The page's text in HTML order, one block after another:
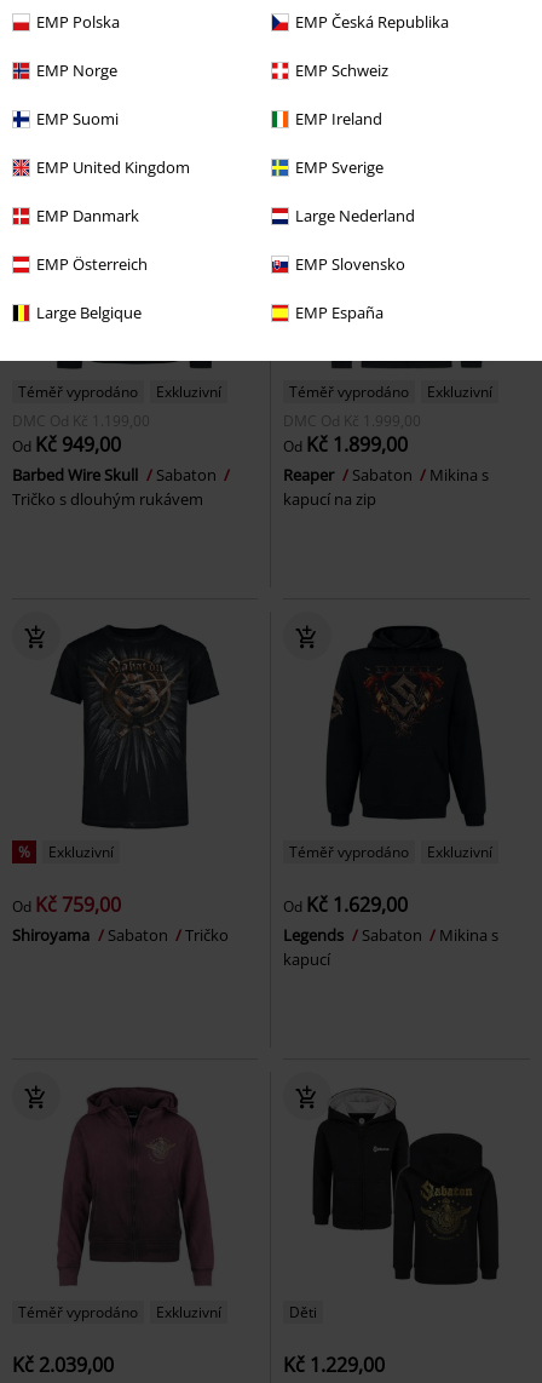
EMP Polska EMP Česká Republika
EMP Norge EMP Schweiz
EMP Suomi EMP Ireland
EMP United Kingdom EMP Sverige
EMP Danmark Large Nederland
EMP Österreich EMP Slovensko
Large Belgique EMP España
Legends Sabaton
Jewelbox
Metal Kids - Wings Of Glory
Sabaton
Tričko
Téměř vyprodáno
Exkluzivní
DMC Od Kč 1.199,00
Od Kč 949,00
Barbed Wire Skull
Sabaton
Tričko s dlouhým rukávem
Téměř vyprodáno
Exkluzivní
DMC Od Kč 1.999,00
Od Kč 1.899,00
Reaper Sabaton
Mikina s
kapucí na zip
% Exkluzivní
Od Kč 759,00
Shiroyama Sabaton Tričko
Téměř vyprodáno Exkluzivní
Od Kč 1.629,00
Legends Sabaton
Mikina s
kapucí
Téměř vyprodáno Exkluzivní
Kč 2.039,00
Děti
Kč 1.229,00